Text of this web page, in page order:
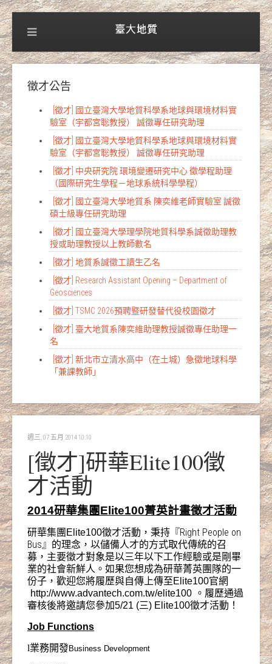
徵才公告
[徵才] 國立臺灣大學地質科學系地球與環境材料實
驗室（宇都宮聡教授） 誠徵專任研究助理
[徵才] 國立臺灣大學地質科學系地球與環境材料實
驗室（宇都宮聡教授） 誠徵專任研究助理
[徵才] 中央研究院 環境變遷研究中心 徵學程助理
（國際研究生學程－地球系統科學學程）
[徵才] 國立臺灣大學地質系 陳奕維老師實驗室 誠徵
碩士級專任研究助理
[徵才] 國立臺灣大學理學院地質科學系誠徵助理教
授或助理教授以上教師數名
[徵才] 地質系誠徵工讀生乙名
[徵才] Research Assistant Opening – Department of
Geosciences
[徵才] TSMC 2026預聘暨研發替代役校園徵才
[徵才] 臺大地質系陳奕維助理教授誠徵專任助理一
名
[徵才] 新北市立清水高中（在土城）急徵地球科學
「兼課教師」
週三, 07 五月 2014 10:10
[徵才]研華Elite100徵
才活動
2014研華集團Elite100菁英計畫徵才活動
研華集團Elite100徵才活動，秉持『Right People on
Bus 』的理念，以儲備人才的方式取代傳統的召
募，主要徵才對象是以三年以下工作經驗或是剛畢
業的社會新鮮人。如果您想成為研華菁英團隊的一
份子，歡迎您將履歷與自傳 上傳至Elite100官網
http://www.advantech.com.tw/elite100 。履歷通過
審核後將邀請您參加5/21 (三) Elite100徵才活動！
Job Functions
l業務開發Business Development